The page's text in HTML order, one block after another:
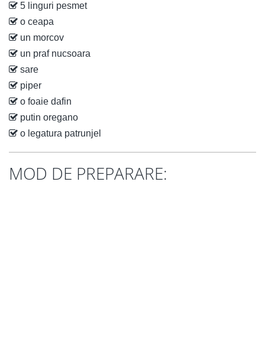
5 linguri pesmet
o ceapa
un morcov
un praf nucsoara
sare
piper
o foaie dafin
putin oregano
o legatura patrunjel
MOD DE PREPARARE: